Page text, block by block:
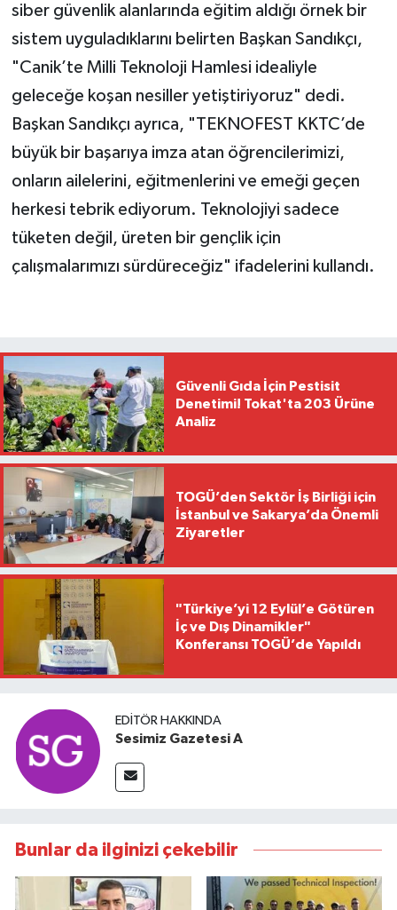
siber güvenlik alanlarında eğitim aldığı örnek bir
sistem uyguladıklarını belirten Başkan Sandıkçı,
"Canik’te Milli Teknoloji Hamlesi idealiyle
geleceğe koşan nesiller yetiştiriyoruz" dedi.
Başkan Sandıkçı ayrıca, "TEKNOFEST KKTC’de
büyük bir başarıya imza atan öğrencilerimizi,
onların ailelerini, eğitmenlerini ve emeği geçen
herkesi tebrik ediyorum. Teknolojiyi sadece
tüketen değil, üreten bir gençlik için
çalışmalarımızı sürdüreceğiz" ifadelerini kullandı.
Güvenli Gıda İçin Pestisit
Denetimi! Tokat'ta 203 Ürüne
Analiz
TOGÜ’den Sektör İş Birliği için
İstanbul ve Sakarya’da Önemli
Ziyaretler
"Türkiye’yi 12 Eylül’e Götüren
İç ve Dış Dinamikler"
Konferansı TOGÜ’de Yapıldı
EDITÖR HAKKINDA
Sesimiz Gazetesi A
Bunlar da ilginizi çekebilir